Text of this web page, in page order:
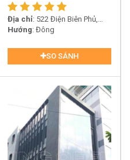
Địa chỉ: 522 Điện Biên Phủ,
Phường 11, Quận 10
Hướng : Đông
SO SÁNH